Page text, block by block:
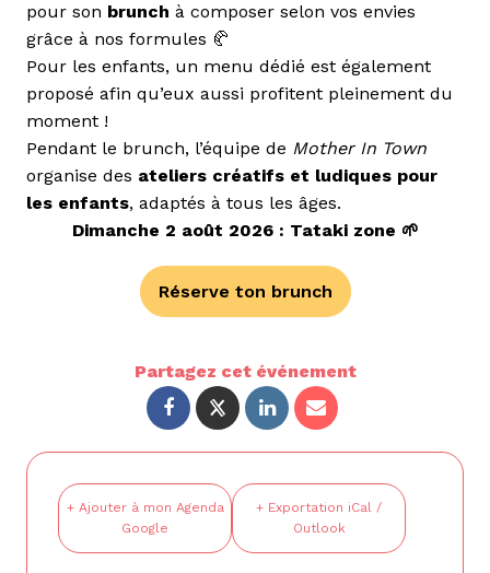
pour son brunch à composer selon vos envies
grâce à nos formules 🥐
Pour les enfants, un menu dédié est également
proposé afin qu’eux aussi profitent pleinement du
moment !
Pendant le brunch, l’équipe de Mother In Town
organise des ateliers créatifs et ludiques pour
les enfants, adaptés à tous les âges.
Dimanche 2 août 2026 : Tataki zone 🌱
Réserve ton brunch
Partagez cet événement
+ Ajouter à mon Agenda
Google
+ Exportation iCal /
Outlook